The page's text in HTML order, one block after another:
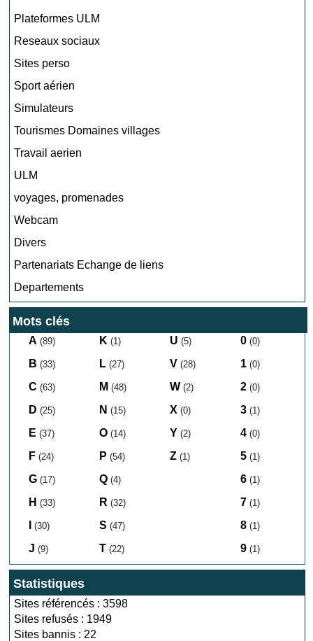
Plateformes ULM
Reseaux sociaux
Sites perso
Sport aérien
Simulateurs
Tourismes Domaines villages
Travail aerien
ULM
voyages, promenades
Webcam
Divers
Partenariats Echange de liens
Departements
Mots clés
A (89)
B (33)
C (63)
D (25)
E (37)
F (24)
G (17)
H (33)
(30)
J (9)
K (1)
L (27)
M (48)
N (15)
O (14)
P (54)
Q (4)
R (32)
S (47)
T (22)
U (5)
V (28)
W (2)
X (0)
Y (2)
Z (1)
0 (0)
1 (0)
2 (0)
3 (1)
4 (0)
5 (1)
6 (1)
7 (1)
8 (1)
9 (1)
Statistiques
Sites référencés : 3598
Sites refusés : 1949
Sites bannis : 22